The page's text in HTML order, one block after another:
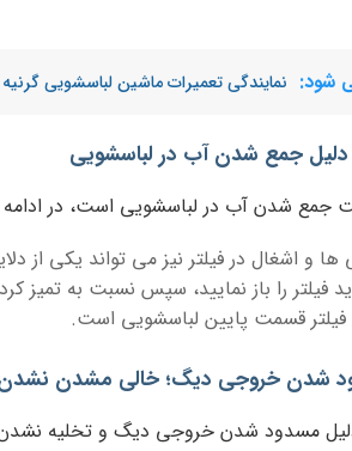
شود: نمایندگی تعمیرات ماشین لباسشویی گرنیه
دلیل جمع شدن آب در لباسشویی
جمع شدن آب در لباسشویی است، در ادامه
ها و اشغال در فیلتر نیز می تواند یکی
فیلتر را باز نمایید، سپس نسبت به تمیز
فیلتر قسمت پایین لباسشویی است.
شدن خروجی دیگ؛ خالی مشدن
دلیل مسدود شدن خروجی دیگ و تخلیه